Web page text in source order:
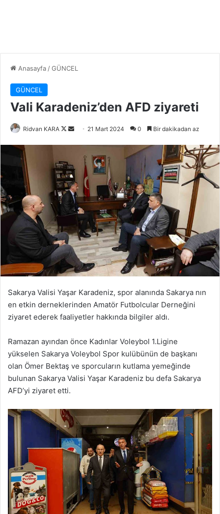
Anasayfa /GÜNCEL
GÜNCEL
Vali Karadeniz’den AFD ziyareti
Ridvan KARA
Follow
Bir
göndermek
21 Mart 2024 0 Bir dakikadan az
Sakarya Valisi Yaşar Karadeniz, spor alanında Sakarya nın
en etkin derneklerinden Amatör Futbolcular Derneğini
ziyaret ederek faaliyetler hakkında bilgiler aldı.
Ramazan ayından önce Kadınlar Voleybol 1.Ligine
yükselen Sakarya Voleybol Spor kulübünün de başkanı
olan Ömer Bektaş ve sporcuların kutlama yemeğinde
bulunan Sakarya Valisi Yaşar Karadeniz bu defa Sakarya
AFD’yi ziyaret etti.